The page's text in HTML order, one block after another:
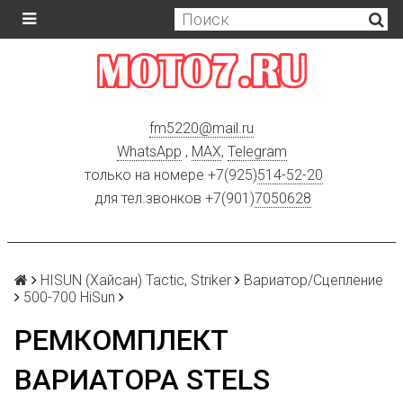
fm5220@mail.ru
WhatsApp , MAX, Telegram
только на номере +7(925)514-52-20
для тел.звонков +7(901)7050628
HISUN (Хайсан) Tactic, Striker
Вариатор/Сцепление
500-700 HiSun
РЕМКОМПЛЕКТ
ВАРИАТОРА STELS